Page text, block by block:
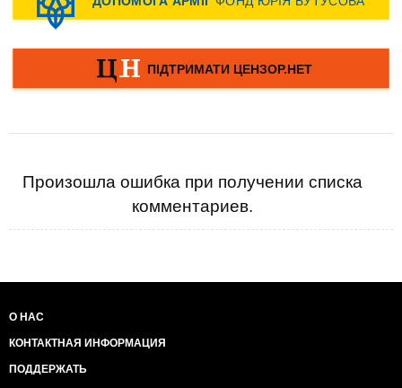
Произошла ошибка при получении списка
комментариев.
О НАС
КОНТАКТНАЯ ИНФОРМАЦИЯ
ПОДДЕРЖАТЬ